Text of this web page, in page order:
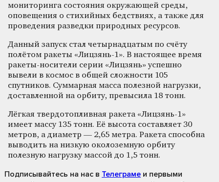
мониторинга состояния окружающей среды,
оповещения о стихийных бедствиях, а также для
проведения разведки природных ресурсов.
Данный запуск стал четырнадцатым по счёту
полётом ракеты «Лицзянь-1». В настоящее время
ракеты-носители серии «Лицзянь» успешно
вывели в космос в общей сложности 105
спутников. Суммарная масса полезной нагрузки,
доставленной на орбиту, превысила 18 тонн.
Лёгкая твердотопливная ракета «Лицзянь-1»
имеет массу 135 тонн. Её высота составляет 30
метров, а диаметр — 2,65 метра. Ракета способна
выводить на низкую околоземную орбиту
полезную нагрузку массой до 1,5 тонн.
Подписывайтесь на нас в Телеграме и первыми